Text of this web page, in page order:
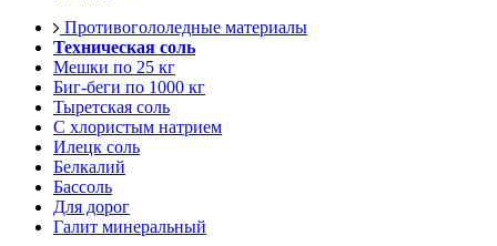
Противогололедные материалы
Техническая соль
Мешки по 25 кг
Биг-беги по 1000 кг
Тыретская соль
С хлористым натрием
Илецк соль
Белкалий
Бассоль
Для дорог
Галит минеральный